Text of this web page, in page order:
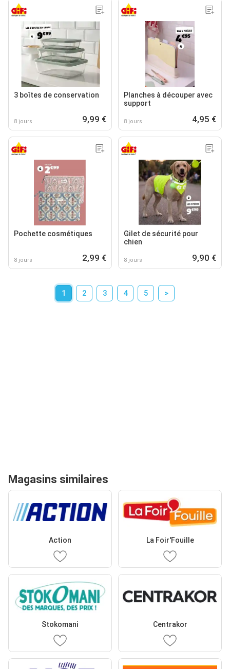
3 boîtes de conservation
8 jours 9,99 €
Planches à découper avec
support
8 jours 4,95 €
Pochette cosmétiques
8 jours 2,99 €
Gilet de sécurité pour
chien
8 jours 9,90 €
1 2 3 4 5 >
Magasins similaires
Action La Foir'Fouille
Stokomani Centrakor